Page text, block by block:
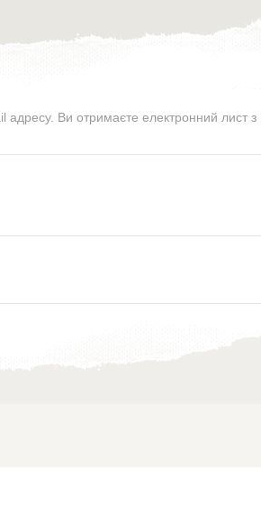
адресу. Ви отримаєте електронний лист